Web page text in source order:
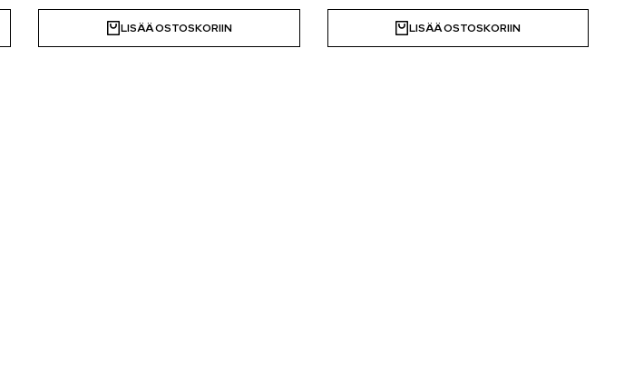
LISÄÄ OSTOSKORIIN LISÄÄ OSTOSKORIIN